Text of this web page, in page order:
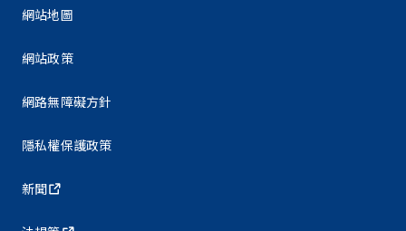
網站地圖
網站政策
網路無障礙方針
隱私權保護政策
新聞